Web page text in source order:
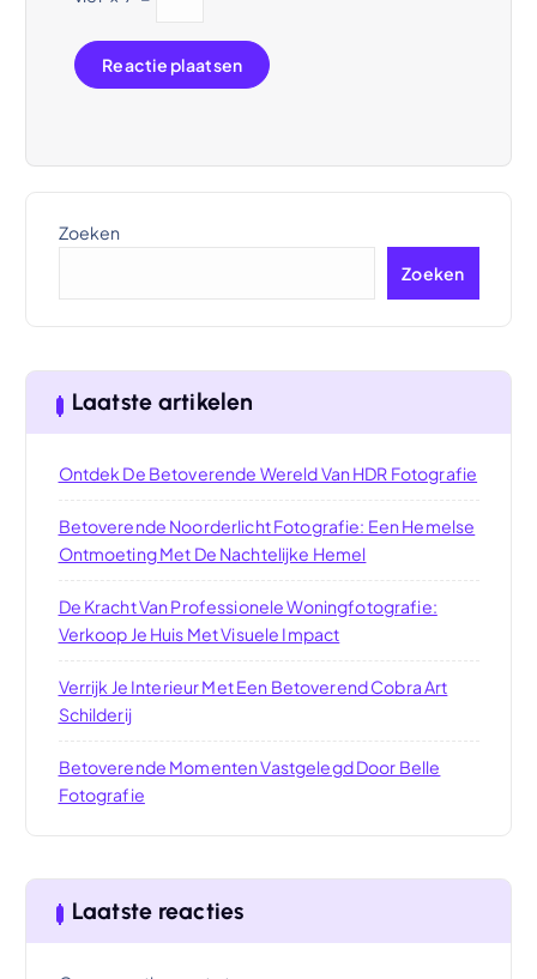
Zoeken
Zoeken
Laatste artikelen
Ontdek De Betoverende Wereld Van HDR Fotografie
Betoverende Noorderlicht Fotografie: Een Hemelse
Ontmoeting Met De Nachtelijke Hemel
De Kracht Van Professionele Woningfotografie:
Verkoop Je Huis Met Visuele Impact
Verrijk Je Interieur Met Een Betoverend Cobra Art
Schilderij
Betoverende Momenten Vastgelegd Door Belle
Fotografie
Laatste reacties